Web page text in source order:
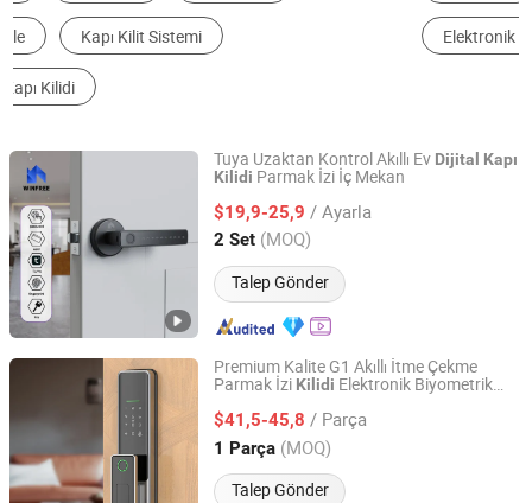
Elektronik Kilit Kapı Kolu
Tuya Uzaktan Kontrol Akıllı Ev Dijital Kapı
Kilidi Parmak İzi İç Mekan
$19,9-25,9 / Ayarla
2 Set (MOQ)
Talep Gönder
Guangzhou Longterm Technology Co.,Ltd.
Guangdong, China Fiyat 2013
Premium Kalite G1 Akıllı İtme Çekme
Parmak İzi Kilidi Elektronik Biyometrik
$41,5-45,8 / Parça
1 Parça (MOQ)
Talep Gönder
Zhongshan Fuxianglai Hardware Technology Co.,Ltd.
Guangdong, China Fiyat 2025